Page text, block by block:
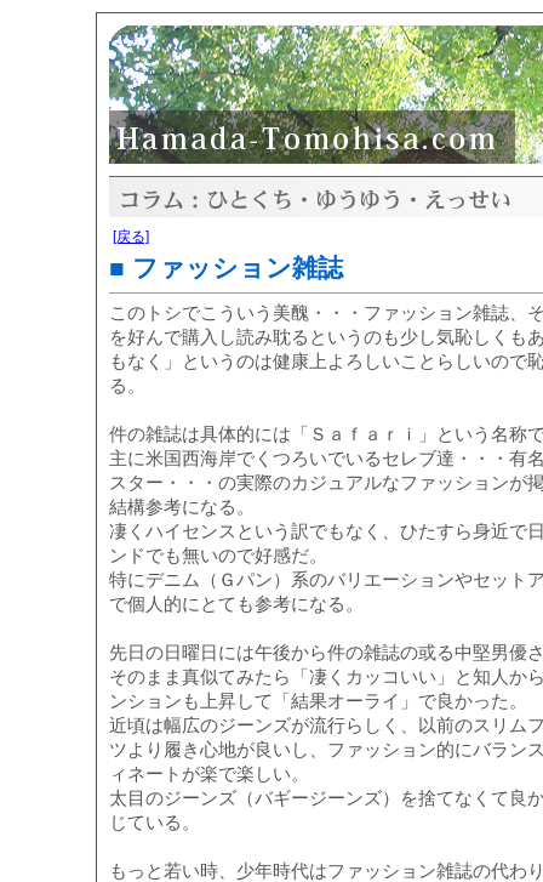
[戻る]
■ ファッション雑誌
このトシでこういう美醜・・・ファッション雑誌、
を好んで購入し読み耽るというのも少し気恥しくも
もなく」というのは健康上よろしいことらしいので
る。
件の雑誌は具体的には「Ｓａｆａｒｉ」という名称
主に米国西海岸でくつろいでいるセレブ達・・・有
スター・・・の実際のカジュアルなファッションが
結構参考になる。
凄くハイセンスという訳でもなく、ひたすら身近で
ンドでも無いので好感だ。
特にデニム（Ｇパン）系のバリエーションやセット
で個人的にとても参考になる。
先日の日曜日には午後から件の雑誌の或る中堅男優
そのまま真似てみたら「凄くカッコいい」と知人か
ンションも上昇して「結果オーライ」で良かった。
近頃は幅広のジーンズが流行らしく、以前のスリム
ツより履き心地が良いし、ファッション的にバラン
ィネートが楽で楽しい。
太目のジーンズ（バギージーンズ）を捨てなくて良
じている。
もっと若い時、少年時代はファッション雑誌の代わ